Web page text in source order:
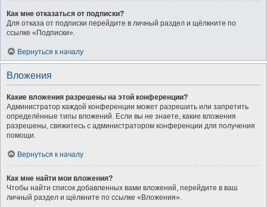
Как мне отказаться от подписки?
Для отказа от подписки перейдите в личный раздел и щёлкните по
ссылке «Подписки».
Вернуться к началу
Вложения
Какие вложения разрешены на этой конференции?
Администратор каждой конференции может разрешить или запретить
определённые типы вложений. Если вы не знаете, какие вложения
разрешены, свяжитесь с администратором конференции для получения
помощи.
Вернуться к началу
Как мне найти мои вложения?
Чтобы найти список добавленных вами вложений, перейдите в ваш
личный раздел и щёлкните по ссылке «Вложения».